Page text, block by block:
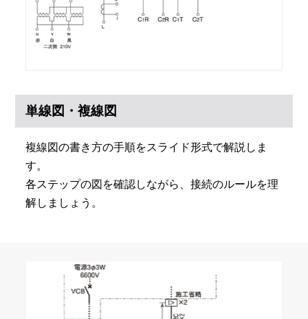
単線図・複線図
複線図の書き方の手順をスライド形式で解説しま
す。
各ステップの図を確認しながら、接続のルールを理
解しましょう。